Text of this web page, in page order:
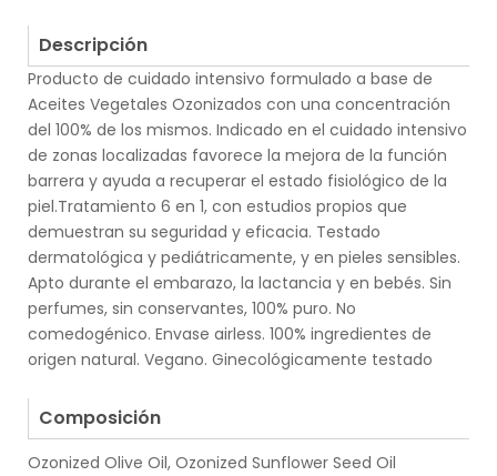
Descripción
Producto de cuidado intensivo formulado a base de
Aceites Vegetales Ozonizados con una concentración
del 100% de los mismos. Indicado en el cuidado intensivo
de zonas localizadas favorece la mejora de la función
barrera y ayuda a recuperar el estado fisiológico de la
piel.Tratamiento 6 en 1, con estudios propios que
demuestran su seguridad y eficacia. Testado
dermatológica y pediátricamente, y en pieles sensibles.
Apto durante el embarazo, la lactancia y en bebés. Sin
perfumes, sin conservantes, 100% puro. No
comedogénico. Envase airless. 100% ingredientes de
origen natural. Vegano. Ginecológicamente testado
Composición
Ozonized Olive Oil, Ozonized Sunflower Seed Oil